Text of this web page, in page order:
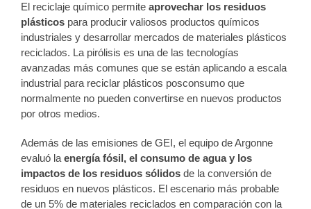
El reciclaje químico permite aprovechar los residuos
plásticos para producir valiosos productos químicos
industriales y desarrollar mercados de materiales plásticos
reciclados. La pirólisis es una de las tecnologías
avanzadas más comunes que se están aplicando a escala
industrial para reciclar plásticos posconsumo que
normalmente no pueden convertirse en nuevos productos
por otros medios.
Además de las emisiones de GEI, el equipo de Argonne
evaluó la energía fósil, el consumo de agua y los
impactos de los residuos sólidos de la conversión de
residuos en nuevos plásticos. El escenario más probable
de un 5% de materiales reciclados en comparación con la